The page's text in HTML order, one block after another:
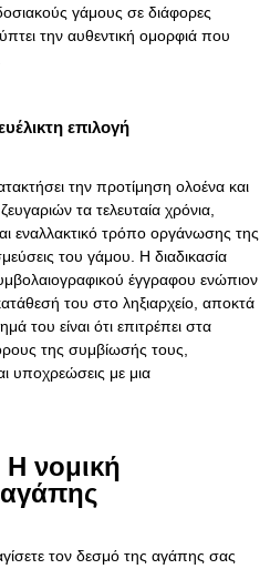
γάμους σε διάφορες
την αυθεντική ομορφιά που
επιλογή
την προτίμηση ολοένα και
τα τελευταία χρόνια,
εναλλακτικό τρόπο οργάνωσης της
του γάμου. Η διαδικασία
έγγραφου ενώπιον
του στο ληξιαρχείο, αποκτά
του είναι ότι επιτρέπει στα
της συμβίωσής τους,
υποχρεώσεις με μια
Η νομική
τον δεσμό της αγάπης σας